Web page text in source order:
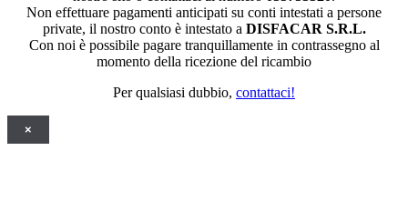
Non effettuare pagamenti anticipati su conti intestati a persone
private, il nostro conto è intestato a DISFACAR S.R.L.
Con noi è possibile pagare tranquillamente in contrassegno al
momento della ricezione del ricambio
Per qualsiasi dubbio, contattaci!
×